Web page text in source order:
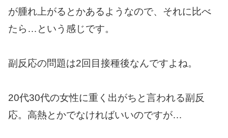
が腫れ上がるとかあるようなので、それに比べ
たら…という感じです。
副反応の問題は2回目接種後なんですよね。
20代30代の女性に重く出がちと言われる副反
応。高熱とかでなければいいのですが…